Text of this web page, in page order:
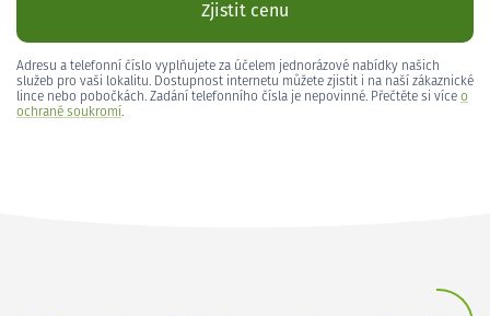
Zjistit cenu
Adresu a telefonní číslo vyplňujete za účelem jednorázové nabídky našich
služeb pro vaši lokalitu. Dostupnost internetu můžete zjistit i na naší zákaznické
lince nebo pobočkách. Zadání telefonního čísla je nepovinné. Přečtěte si více o
ochraně soukromí.